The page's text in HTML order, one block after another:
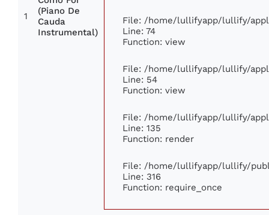
1
(Piano De
Cauda
Instrumental)
File: /home/lullifyapp/lullify/
Line: 74
Function: view
File: /home/lullifyapp/lullify/
Line: 54
Function: view
File: /home/lullifyapp/lullify/
Line: 135
Function: render
File: /home/lullifyapp/lullify/
Line: 316
Function: require_once